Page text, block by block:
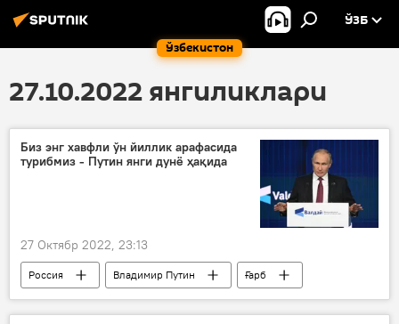
Ўзбекистон
ЎЗБ
27.10.2022 янгиликлари
Биз энг хавфли ўн йиллик арафасида
турибмиз - Путин янги дунё ҳақида
27 Октябр 2022, 23:13
Россия Владимир Путин
Ғарб
ядросиз дунё